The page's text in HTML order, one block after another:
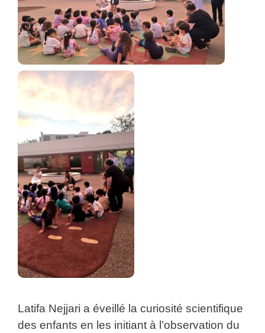
Latifa Nejjari a éveillé la curiosité scientifique
des enfants en les initiant à l’observation du